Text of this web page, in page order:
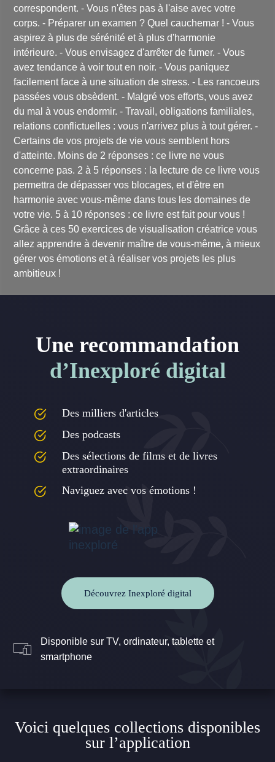
correspondent. - Vous n'êtes pas à l'aise avec votre
corps. - Préparer un examen ? Quel cauchemar ! - Vous
aspirez à plus de sérénité et à plus d'harmonie
intérieure. - Vous envisagez d'arrêter de fumer. - Vous
avez tendance à voir tout en noir. - Vous paniquez
facilement face à une situation de stress. - Les rancoeurs
passées vous obsèdent. - Malgré vos efforts, vous avez
du mal à vous endormir. - Travail, obligations familiales,
relations conflictuelles : vous n'arrivez plus à tout gérer. -
Certains de vos projets de vie vous semblent hors
d'atteinte. Moins de 2 réponses : ce livre ne vous
concerne pas. 2 à 5 réponses : la lecture de ce livre vous
permettra de dépasser vos blocages, et d'être en
harmonie avec vous-même dans tous les domaines de
votre vie. 5 à 10 réponses : ce livre est fait pour vous !
Grâce à ces 50 exercices de visualisation créatrice vous
allez apprendre à devenir maître de vous-même, à mieux
gérer vos émotions et à réaliser vos projets les plus
ambitieux !
Une recommandation
d’Inexploré digital
Des milliers d'articles
Des podcasts
Des sélections de films et de livres
extraordinaires
Naviguez avec vos émotions !
Découvrez Inexploré digital
Disponible sur TV, ordinateur, tablette et
smartphone
Voici quelques collections disponibles
sur l’application